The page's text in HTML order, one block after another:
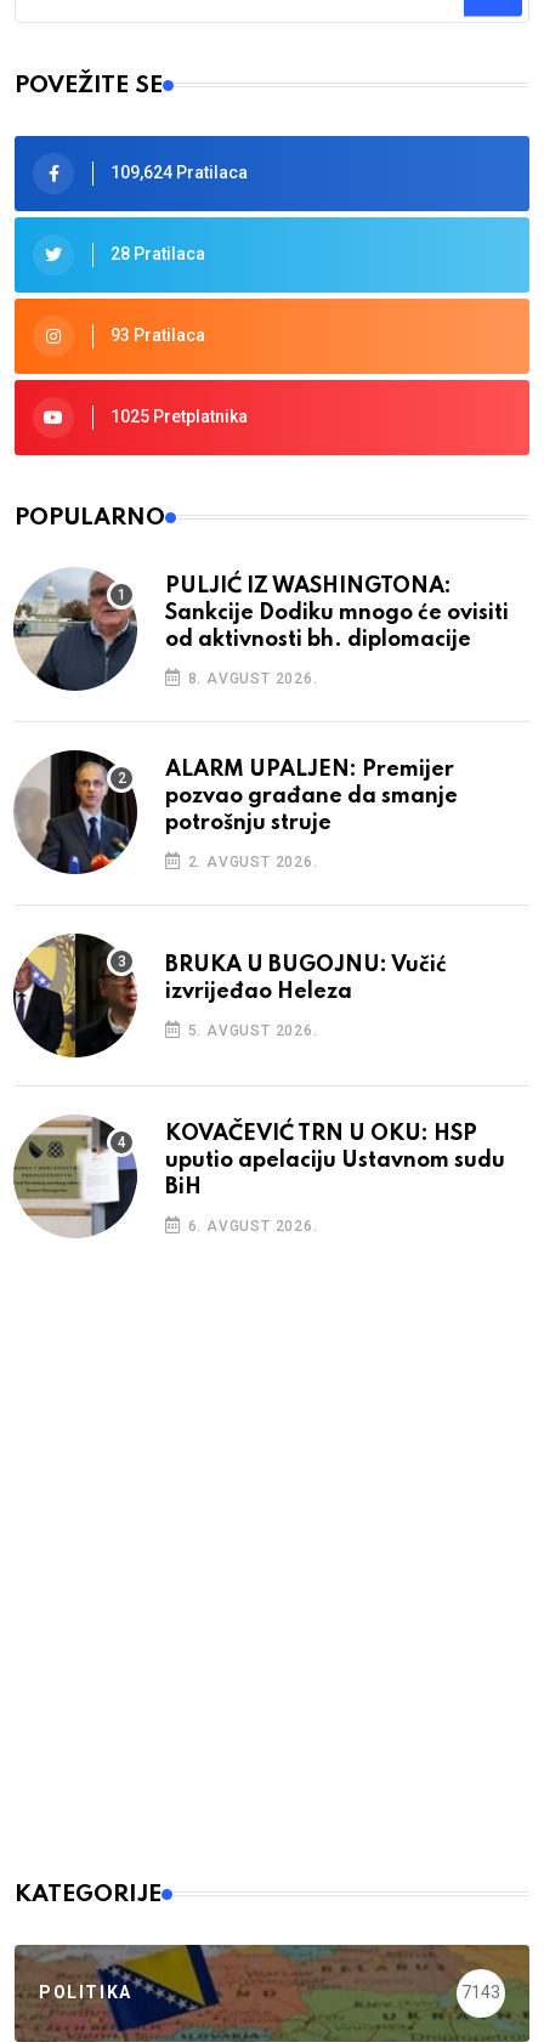
Type 2 or more characters for results.
POVEŽITE SE
109,624 Pratilaca
28 Pratilaca
93 Pratilaca
1025 Pretplatnika
POPULARNO
PULJIĆ IZ WASHINGTONA:
Sankcije Dodiku mnogo će ovisiti
od aktivnosti bh. diplomacije
8. AVGUST 2026.
ALARM UPALJEN: Premijer
pozvao građane da smanje
potrošnju struje
2. AVGUST 2026.
BRUKA U BUGOJNU: Vučić
izvrijeđao Heleza
5. AVGUST 2026.
KOVAČEVIĆ TRN U OKU: HSP
uputio apelaciju Ustavnom sudu
BiH
6. AVGUST 2026.
KATEGORIJE
POLITIKA 7143